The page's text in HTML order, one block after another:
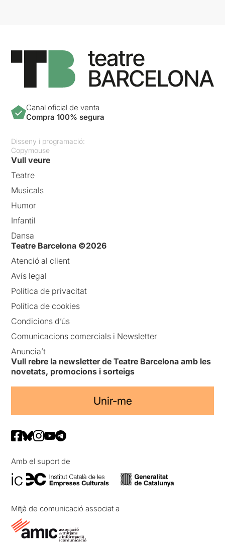
Canal oficial de venta
Compra 100% segura
Disseny i programació:
Copymouse
Vull veure
Teatre
Musicals
Humor
Infantil
Dansa
Teatre Barcelona ©2026
Atenció al client
Avís legal
Política de privacitat
Política de cookies
Condicions d’ús
Comunicacions comercials i Newsletter
Anuncia’t
Vull rebre la newsletter de Teatre Barcelona amb les
novetats, promocions i sorteigs
Unir-me
Amb el suport de
Mitjà de comunicació associat a